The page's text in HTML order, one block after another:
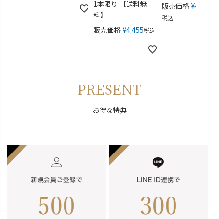
1本限り 【送料無
料】
販売価格 ¥4,455税込
販売価格 ¥49,280
税込
PRESENT
お得な特典